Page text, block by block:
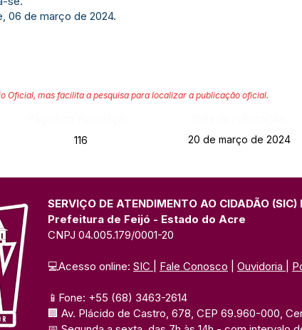
06 de março de 2024.
Oficial, mas facilita a pesquisa para localizar a publicação oficial.
116 20 de março de 2024
SERVIÇO DE ATENDIMENTO AO CIDADÃO (SIC)
Prefeitura de Feijó - Estado do Acre
CNPJ 04.005.179/0001-20
💻Acesso online: SIC Fale Conosco Ouvidoria
📱Fone: +55 (68) 3463-2614
🏢 Av. Plácido de Castro, 678, CEP 69.960-000,